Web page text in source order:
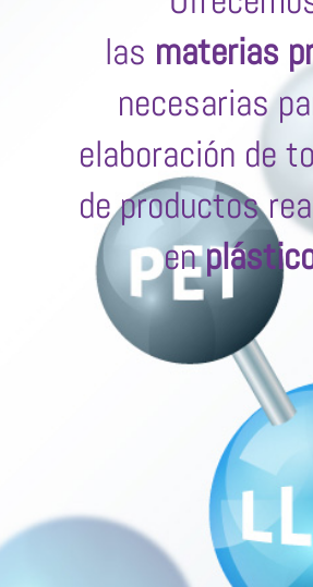
las materias
necesarias
elaboración de
de productos
en